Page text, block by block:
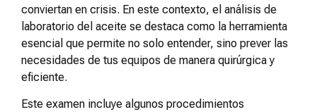
conviertan en crisis. En este contexto, el análisis de
laboratorio del aceite se destaca como la herramienta
esencial que permite no solo entender, sino prever las
necesidades de tus equipos de manera quirúrgica y
eficiente.
Este examen incluye algunos procedimientos